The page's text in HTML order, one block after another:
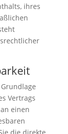
ihres
Vertrags
einen